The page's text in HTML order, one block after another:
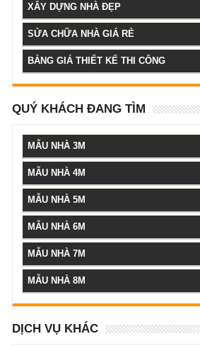
XÂY DỰNG NHÀ ĐẸP
SỬA CHỮA NHÀ GIÁ RẺ
BẢNG GIÁ THIẾT KẾ THI CÔNG
QUÝ KHÁCH ĐANG TÌM
MẪU NHÀ 3M
MẪU NHÀ 4M
MẪU NHÀ 5M
MẪU NHÀ 6M
MẪU NHÀ 7M
MẪU NHÀ 8M
DỊCH VỤ KHÁC